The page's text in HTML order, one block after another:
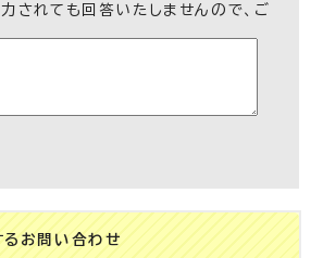
されても回答いたしませんので、ご
お問い合わせ